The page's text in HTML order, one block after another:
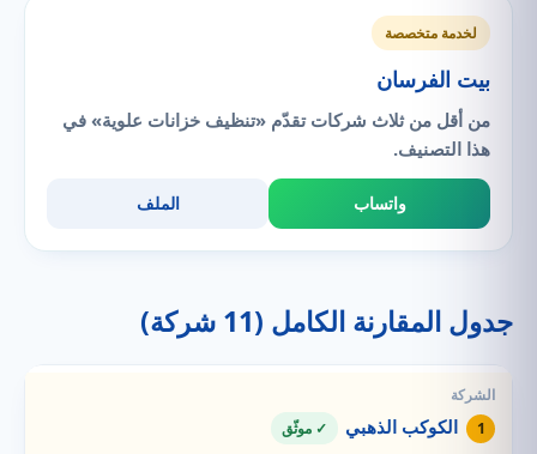
لخدمة متخصصة
بيت الفرسان
من أقل من ثلاث شركات تقدّم «تنظيف خزانات علوية» في
هذا التصنيف.
واتساب الملف
جدول المقارنة الكامل (11 شركة)
1 الكوكب الذهبي ✓ موثّق